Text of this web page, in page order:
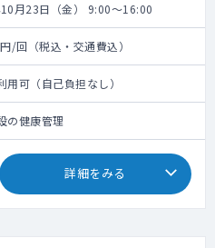
月23日（金） 9:00～16:00
/回（税込・交通費込）
用可（自己負担なし）
の健康管理
詳細をみる